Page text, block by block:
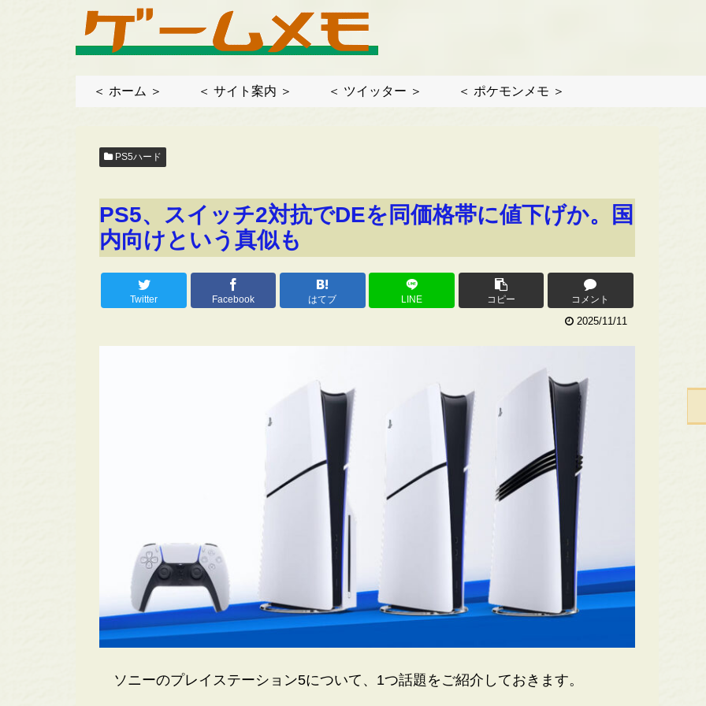
＜ ホーム ＞ ＜ サイト案内 ＞ ＜ ツイッター ＞ ＜ ポケモンメモ ＞
PS5ハード
PS5、スイッチ2対抗でDEを同価格帯に値下げか。国
内向けという真似も
Twitter Facebook はてブ LINE コピー コメント
2025/11/11
ソニーのプレイステーション5について、1つ話題をご紹介しておきます。